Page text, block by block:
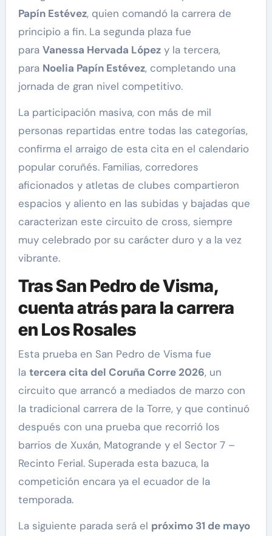
Papín Estévez, quien comandó la carrera de
principio a fin. La segunda plaza fue
para Vanessa Hervada Lópezy la tercera,
para Noelia Papín Estévez, completando una
jornada de gran nivel competitivo.
La participación masiva, con más de mil
personas repartidas entre todas las categorías,
confirma el arraigo de esta cita en el calendario
popular coruñés. Familias, corredores
aficionados y atletas de clubes compartieron
espacios y aliento en las subidas y bajadas que
caracterizan este circuito de cross, siempre
muy celebrado por su carácter duro y a la vez
vibrante.
Tras San Pedro de Visma,
cuenta atrás para la carrera
en Los Rosales
Esta prueba en San Pedro de Visma fue
la tercera cita del Coruña Corre 2026, un
circuito que arrancó a mediados de marzo con
la tradicional carrera de la Torre, y que continuó
después con una prueba que recorrió los
barrios de Xuxán, Matogrande y el Sector 7 –
Recinto Ferial. Superada esta bazuca, la
competición encara ya el ecuador de la
temporada.
La siguiente parada será el próximo 31 de mayo